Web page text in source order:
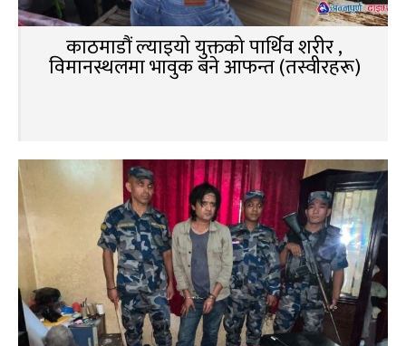
काठमाडौं ल्याइयो युक्तको पार्थिव शरीर ,
विमानस्थलमा भावुक बने आफन्त (तस्वीरहरू)